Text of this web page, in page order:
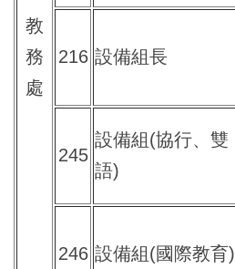
教
務
處
216 設備組長
245
設備組(協行、雙
語)
246 設備組(國際教育)